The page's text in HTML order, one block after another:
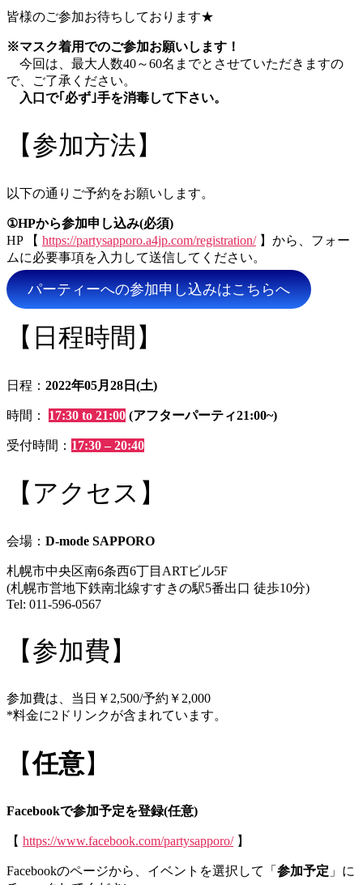
皆様のご参加お待ちしております★
※マスク着用でのご参加お願いします！
今回は、最大人数40～60名までとさせていただきますの
で、ご了承ください。
入口で｢必ず｣手を消毒して下さい。
【参加方法】
以下の通りご予約をお願いします。
①HPから参加申し込み(必須)
HP 【 https://partysapporo.a4jp.com/registration/】から、フォー
ムに必要事項を入力して送信してください。
パーティーへの参加申し込みはこちらへ
【日程時間】
日程： 2022年05月28日(土)
時間： 17:30 to 21:00 (アフターパーティ21:00~)
受付時間： 17:30 – 20:40
【アクセス】
会場： D-mode SAPPORO
札幌市中央区南6条西6丁目ARTビル5F
(札幌市営地下鉄南北線すすきの駅5番出口 徒歩10分)
Tel: 011-596-0567
【参加費】
参加費は、当日￥2,500/予約￥2,000
*料金に2ドリンクが含まれています。
【任意】
Facebookで参加予定を登録(任意)
【 https://www.facebook.com/partysapporo/】
Facebookのページから、イベントを選択して「 参加予定 」に